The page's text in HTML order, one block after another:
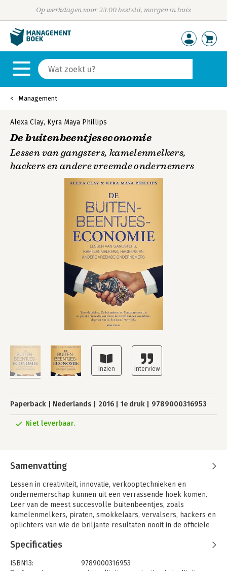
Op werkdagen voor 23:00 besteld, morgen in huis
Management
Alexa Clay, Kyra Maya Phillips
De buitenbeentjeseconomie
Lessen van gangsters, kamelenmelkers,
hackers en andere vreemde ondernemers
Paperback Nederlands 2016 1e druk 9789000316953
Niet leverbaar.
Samenvatting
Lessen in creativiteit, innovatie, verkooptechnieken en
ondernemerschap kunnen uit een verrassende hoek komen.
Leer van de meest succesvolle buitenbeentjes, zoals
kamelenmelkers, piraten, smokkelaars, vervalsers, hackers en
oplichters van wie de briljante resultaten nooit in de officiële
'De buitenbeentjeseconomie' gaat over mensen van wie je nog
nooit hebt gehoord, maar die net zulke grote denkers zijn als
Specificaties
ISBN13:
9789000316953